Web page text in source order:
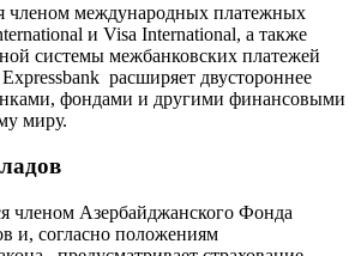
членом международных платежных
и Visa International, а также
системы межбанковских платежей
расширяет двустороннее
фондами и другими финансовыми
миру.
членом Азербайджанского Фонда
и, согласно положениям